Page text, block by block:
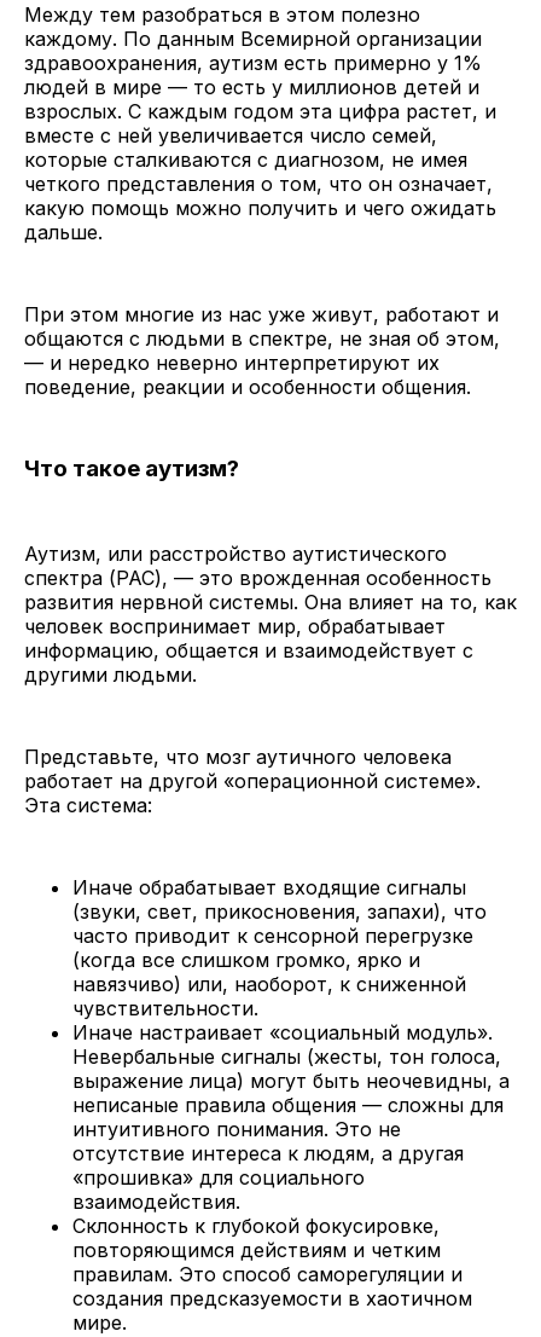
Между тем разобраться в этом полезно
каждому. По данным Всемирной организации
здравоохранения, аутизм есть примерно у 1%
людей в мире — то есть у миллионов детей и
взрослых. С каждым годом эта цифра растет, и
вместе с ней увеличивается число семей,
которые сталкиваются с диагнозом, не имея
четкого представления о том, что он означает,
какую помощь можно получить и чего ожидать
дальше.
При этом многие из нас уже живут, работают и
общаются с людьми в спектре, не зная об этом,
— и нередко неверно интерпретируют их
поведение, реакции и особенности общения.
Что такое аутизм?
Аутизм, или расстройство аутистического
спектра (РАС), — это врожденная особенность
развития нервной системы. Она влияет на то, как
человек воспринимает мир, обрабатывает
информацию, общается и взаимодействует с
другими людьми.
Представьте, что мозг аутичного человека
работает на другой «операционной системе».
Эта система:
Иначе обрабатывает входящие сигналы
(звуки, свет, прикосновения, запахи), что
часто приводит к сенсорной перегрузке
(когда все слишком громко, ярко и
навязчиво) или, наоборот, к сниженной
чувствительности.
Иначе настраивает «социальный модуль».
Невербальные сигналы (жесты, тон голоса,
выражение лица) могут быть неочевидны, а
неписаные правила общения — сложны для
интуитивного понимания. Это не
отсутствие интереса к людям, а другая
«прошивка» для социального
взаимодействия.
Склонность к глубокой фокусировке,
повторяющимся действиям и четким
правилам. Это способ саморегуляции и
создания предсказуемости в хаотичном
мире.